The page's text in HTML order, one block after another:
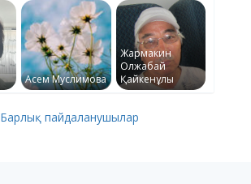
Асем Муслимова
Жармакин
Олжабай
Қайкенұлы
Барлық пайдаланушылар